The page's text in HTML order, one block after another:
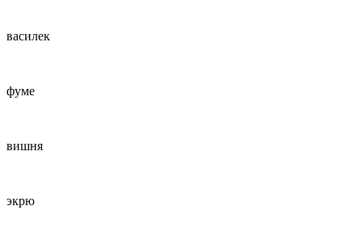
василек
фуме
вишня
экрю